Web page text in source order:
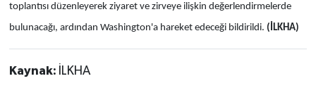
toplantısı düzenleyerek ziyaret ve zirveye ilişkin değerlendirmelerde
bulunacağı, ardından Washington'a hareket edeceği bildirildi. (İLKHA)
Kaynak: İLKHA